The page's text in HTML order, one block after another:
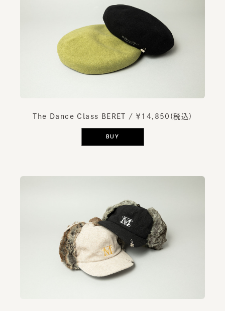
The Dance Class BERET / ￥14,850(税込)
BUY